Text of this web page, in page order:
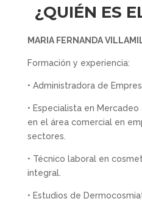
¿QUIÉN ES
MARIA FERNANDA
Formación y experiencia:
• Administradora de
• Especialista en
en el área comercial en
sectores.
• Técnico laboral en
integral.
• Estudios de